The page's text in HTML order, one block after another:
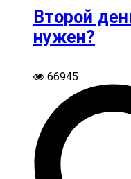
Второй
нужен?
66945